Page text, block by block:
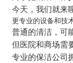
今天，我们就来
更专业的设备和技
普通的清洁，可
但医院和商场需
专业的保洁公司